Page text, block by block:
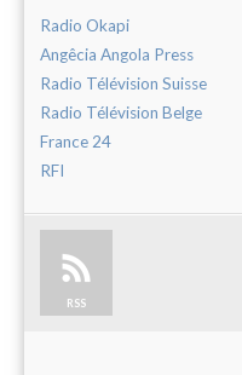
Radio Okapi
Angêcia Angola Press
Radio Télévision Suisse
Radio Télévision Belge
France 24
RFI
RSS